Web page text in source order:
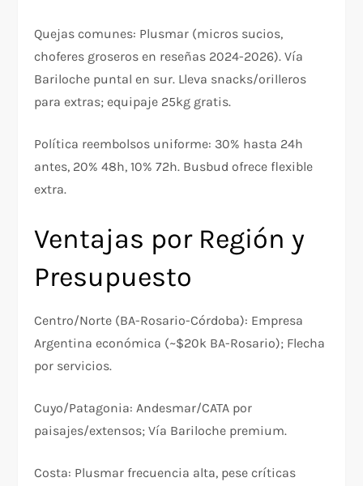
Quejas comunes: Plusmar (micros sucios,
choferes groseros en reseñas 2024-2026). Vía
Bariloche puntal en sur. Lleva snacks/orilleros
para extras; equipaje 25kg gratis.
Política reembolsos uniforme: 30% hasta 24h
antes, 20% 48h, 10% 72h. Busbud ofrece flexible
extra.​
Ventajas por Región y
Presupuesto
Centro/Norte (BA-Rosario-Córdoba): Empresa
Argentina económica (~$20k BA-Rosario); Flecha
por servicios.
Cuyo/Patagonia: Andesmar/CATA por
paisajes/extensos; Vía Bariloche premium.
Costa: Plusmar frecuencia alta, pese críticas